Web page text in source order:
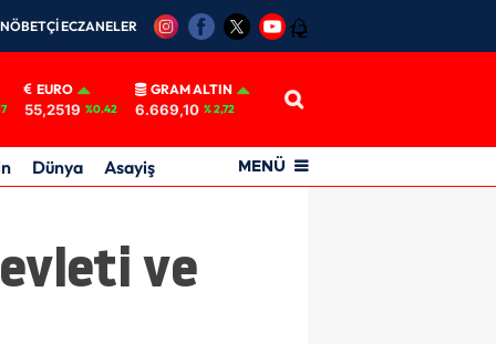
NÖBETÇİ ECZANELER 12
EURO
55,2519 %0.42
GRAM ALTIN
6.669,10 % 2,72
Dünya Asayiş MENÜ
ve